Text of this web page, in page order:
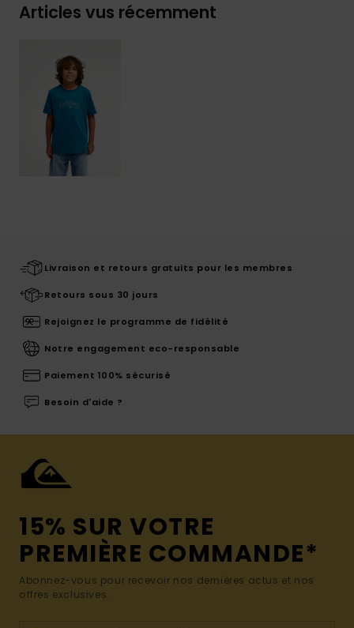
Articles vus récemment
Livraison et retours gratuits pour les membres
Retours sous 30 jours
Rejoignez le programme de fidélité
Notre engagement eco-responsable
Paiement 100% sécurisé
Besoin d'aide ?
15% SUR VOTRE
PREMIÈRE COMMANDE*
Abonnez-vous pour recevoir nos dernières actus et nos
offres exclusives.